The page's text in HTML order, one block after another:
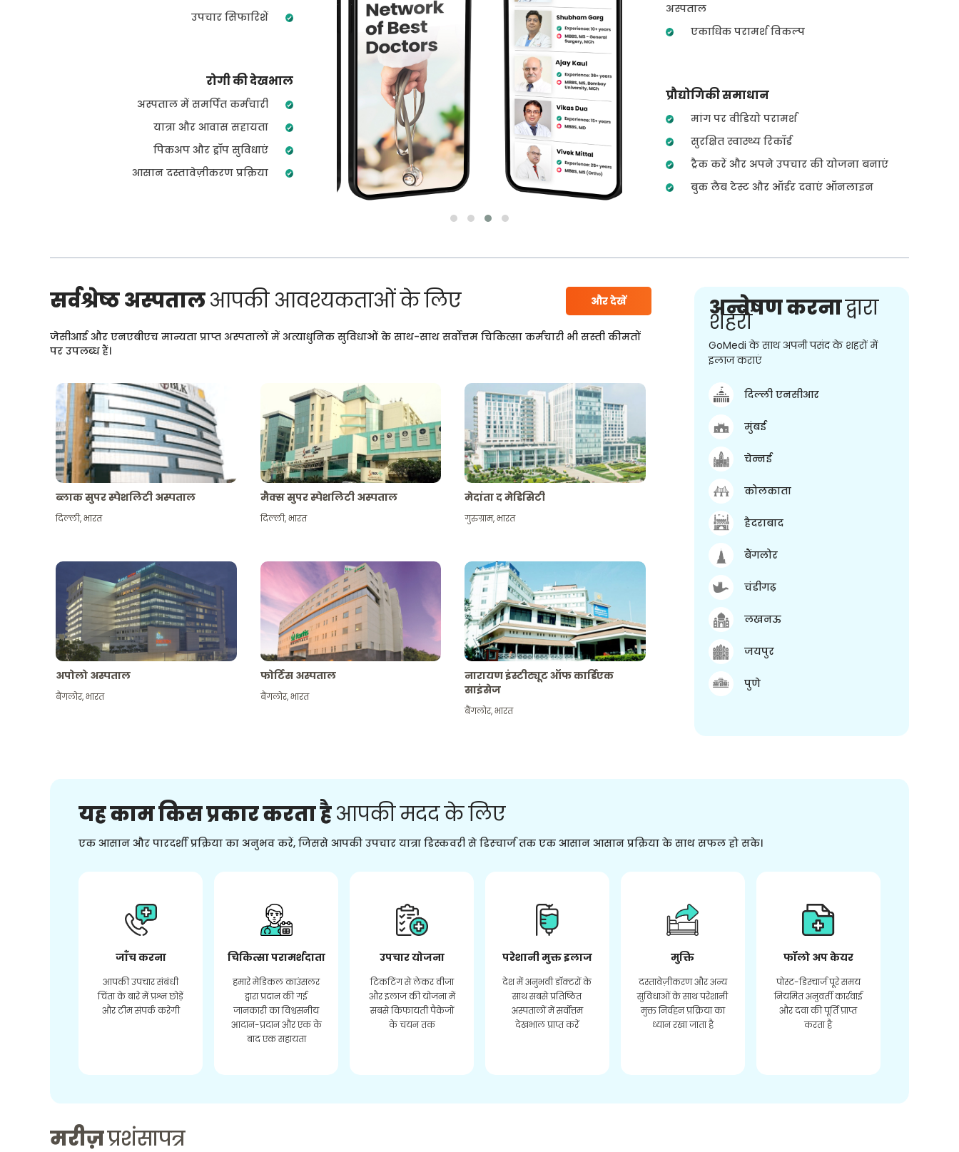
उपचार सिफारिशें
रोगी की देखभाल
अस्पताल में समर्पित कर्मचारी
यात्रा और आवास सहायता
पिकअप और ड्रॉप सुविधाएं
आसान दस्तावेज़ीकरण प्रक्रिया
अस्पताल
एकाधिक परामर्श विकल्प
प्रौद्योगिकी समाधान
मांग पर वीडियो परामर्श
सुरक्षित स्वास्थ्य रिकॉर्ड
ट्रैक करें और अपने उपचार की योजना बनाएं
बुक लैब टेस्ट और ऑर्डर दवाएं ऑनलाइन
सर्वश्रेष्ठ अस्पतालआपकी आवश्यकताओं के लिए और देखें
जेसीआई और एनएबीएच मान्यता प्राप्त अस्पतालों में अत्याधुनिक सुविधाओं के साथ-साथ सर्वोत्तम चिकित्सा कर्मचारी भी सस्ती कीमतों
पर उपलब्ध हैं।
ब्लाक सुपर स्पेशलिटी अस्पताल
दिल्ली,भारत
मैक्स सुपर स्पेशलिटी अस्पताल
दिल्ली,भारत
मेदांता द मेडिसिटी
गुरुग्राम,भारत
अपोलो अस्पताल
बैंगलोर,भारत
फोर्टिस अस्पताल
बैंगलोर,भारत
नारायण इंस्टीट्यूट ऑफ कार्डिएक
साइंसेज
बैंगलोर,भारत
अन्वेषण करनाद्वारा
शहरों
GoMedi के साथ अपनी पसंद के शहरों में
इलाज कराएं
दिल्ली एनसीआर
मुंबई
चेन्नई
कोलकाता
हैदराबाद
बैंगलोर
चंडीगढ़
लखनऊ
जयपुर
पुणे
यह काम किस प्रकार करता हैआपकी मदद के लिए
एक आसान और पारदर्शी प्रक्रिया का अनुभव करें, जिससे आपकी उपचार यात्रा डिस्कवरी से डिस्चार्ज तक एक आसान आसान प्रक्रिया के साथ सफल हो सके।
जाँच करना
आपकी उपचार संबंधी
चिंता के बारे में प्रश्न छोड़ें
और टीम संपर्क करेगी
चिकित्सा परामर्शदाता
हमारे मेडिकल काउंसलर
द्वारा प्रदान की गई
जानकारी का विश्वसनीय
आदान-प्रदान और एक के
बाद एक सहायता
उपचार योजना
टिकटिंग से लेकर वीजा
और इलाज की योजना में
सबसे किफायती पैकेजों
के चयन तक
परेशानी मुक्त इलाज
देश में अनुभवी डॉक्टरों के
साथ सबसे प्रतिष्ठित
अस्पतालों में सर्वोत्तम
देखभाल प्राप्त करें
मुक्ति
दस्तावेज़ीकरण और अन्य
सुविधाओं के साथ परेशानी
मुक्त निर्वहन प्रक्रिया का
ध्यान रखा जाता है
फॉलो अप केयर
पोस्ट-डिस्चार्ज पूरे समय
नियमित अनुवर्ती कार्रवाई
और दवा की पूर्ति प्राप्त
करता है
मरीज़प्रशंसापत्र